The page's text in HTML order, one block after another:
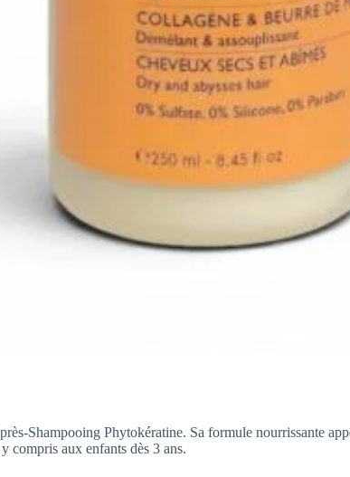
Shampooing Phytokératine. Sa formule nourrissante
compris aux enfants dès 3 ans.